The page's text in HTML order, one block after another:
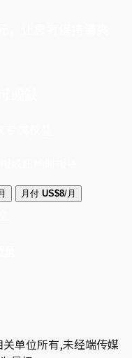
月付 US$8/月
关单位所有,未经端传媒